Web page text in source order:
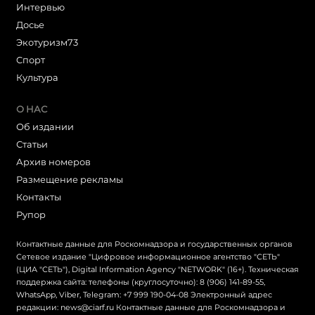
Интервью
Досье
Экотуризм73
Cпорт
Культура
О НАС
Об издании
Статьи
Архив номеров
Размещение рекламы
Контакты
Рупор
Контактные данные для Роскомнадзора и государственных органов
Сетевое издание "Цифровое информационное агентство "СЕТЬ"
(ЦИА "СЕТЬ"), Digital Information Agency "NETWORK" (16+). Техническая
поддержка сайта: телефоны (круглосуточно): 8 (906) 141-89-55,
WhatsApp, Viber, Telegram: +7 999 190-04-08 Электронный адрес
редакции: news@ciarf.ru Контактные данные для Роскомнадзора и